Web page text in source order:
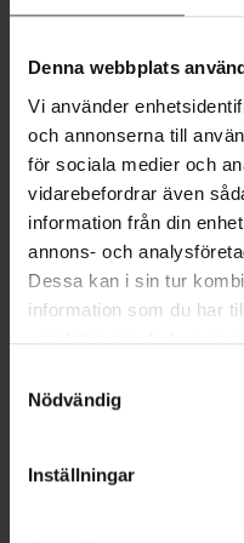
Denna webbplats
Vi använder
och annonserna till
för sociala medier och
vidarebefordrar även
information från din
annons- och
Dessa kan i sin tur
information som du har
samlat in när du har
återkalla ditt samtycke
cookieinställningar. Ett
lagligheten av
Nödvändig
Inställningar
sig uteslutande på
Vad är en
öka välbefinnande
kroppen mental
utsätts för stress.
232, en
schisandra, rysk rot
ha adaptogen